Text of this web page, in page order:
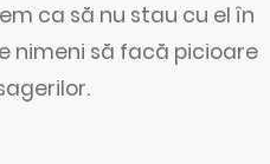
ca să nu stau cu el în
nimeni să facă picioare